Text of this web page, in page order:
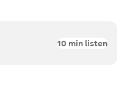
10 min listen